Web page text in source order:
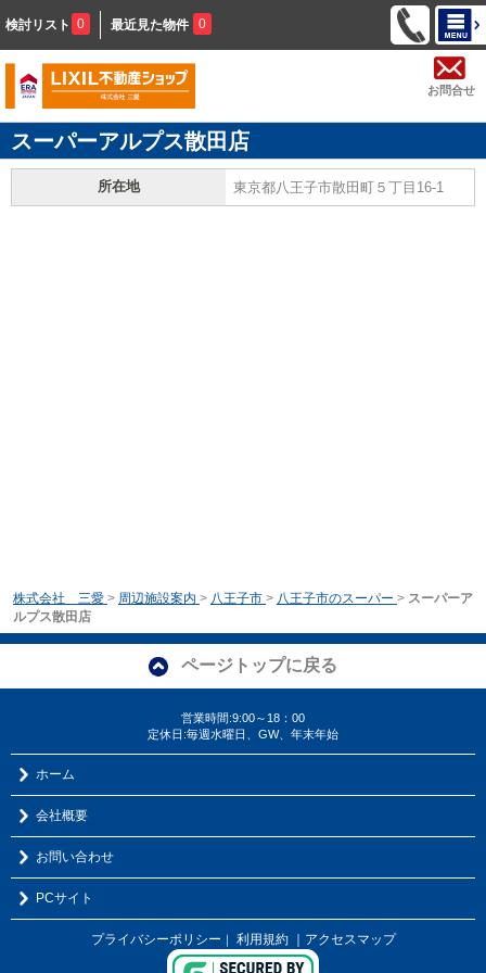
検討リスト 0 最近見た物件 0
お問合せ
スーパーアルプス散田店
所在地 東京都八王子市散田町５丁目16-1
株式会社 三愛 > 周辺施設案内 > 八王子市 > 八王子市のスーパー > スーパーア
ルプス散田店
ページトップに戻る
営業時間:9:00～18：00
定休日:毎週水曜日、GW、年末年始
ホーム
会社概要
お問い合わせ
PCサイト
プライバシーポリシー 利用規約 ｜アクセスマップ